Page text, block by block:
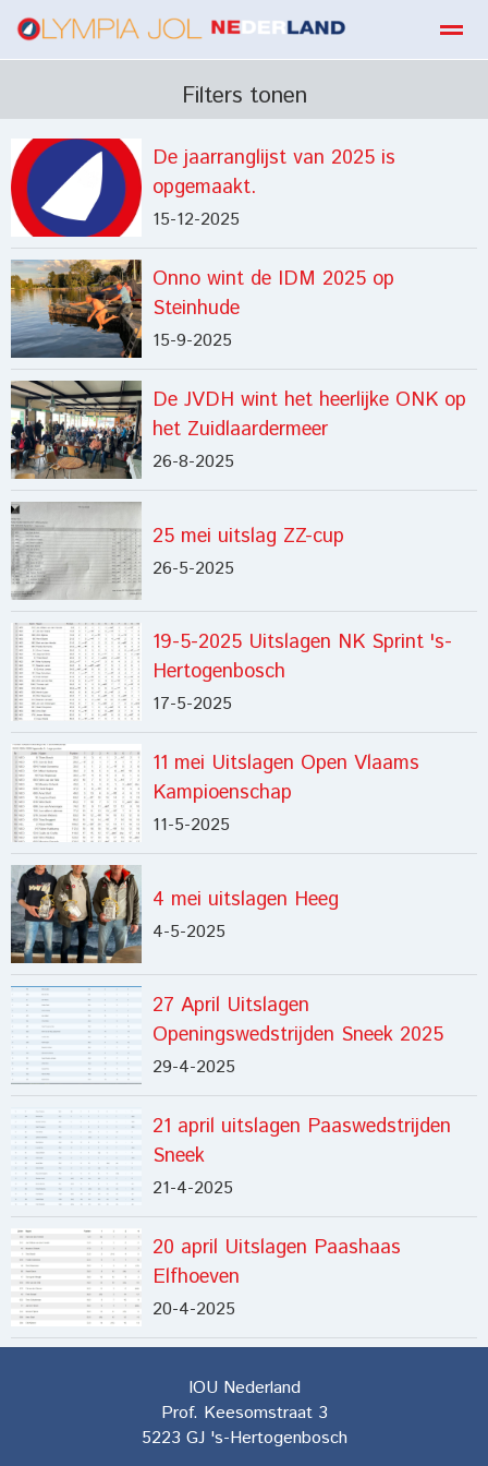
Home
Filters tonen
De jaarranglijst van 2025 is
opgemaakt.
15-12-2025
Onno wint de IDM 2025 op
Steinhude
15-9-2025
De JVDH wint het heerlijke ONK op
het Zuidlaardermeer
26-8-2025
25 mei uitslag ZZ-cup
26-5-2025
19-5-2025 Uitslagen NK Sprint 's-
Hertogenbosch
17-5-2025
11 mei Uitslagen Open Vlaams
Kampioenschap
11-5-2025
4 mei uitslagen Heeg
4-5-2025
27 April Uitslagen
Openingswedstrijden Sneek 2025
29-4-2025
21 april uitslagen Paaswedstrijden
Sneek
21-4-2025
20 april Uitslagen Paashaas
Elfhoeven
20-4-2025
IOU Nederland
Prof. Keesomstraat 3
5223 GJ 's-Hertogenbosch